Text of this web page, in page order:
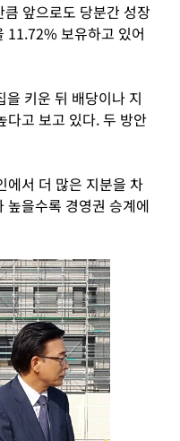
앞으로도 당분간 성장
11.72% 보유하고 있어
키운 뒤 배당이나 지
다고 보고 있다. 두 방안
에서 더 많은 지분을 차
높을수록 경영권 승계에